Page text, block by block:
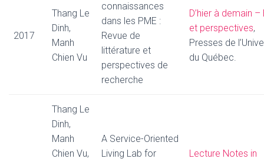
2017
Thang Le
Dinh,
Manh
Chien Vu
connaissances
dans les PME :
Revue de
littérature et
perspectives de
recherche
D’hier à demain –
et perspectives,
Presses de
du Québec.
Thang Le
Dinh,
Manh
Chien Vu,
A Service-Oriented
Living Lab for
Lecture Notes in